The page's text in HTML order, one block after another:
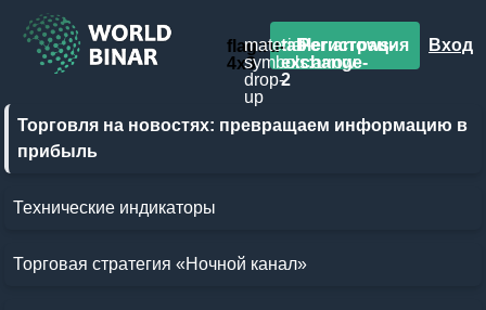
flag:ru-
4x3
material-
symbols:arrow-
drop-
up
tabler:arrows-
exchange-
2
Регистрация Вход
Торговля на новостях: превращаем информацию в
прибыль
Технические индикаторы
Торговая стратегия «Ночной канал»